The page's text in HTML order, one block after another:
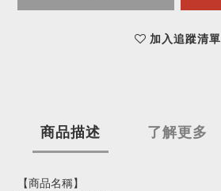
加入追蹤清單
商品描述 了解更多
【商品名稱】